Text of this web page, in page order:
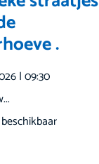
.
| 09:30